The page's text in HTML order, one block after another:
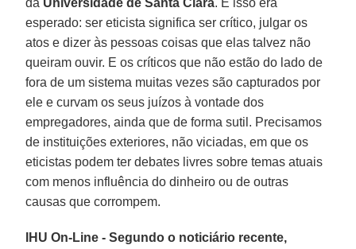
esperado: ser eticista significa ser crítico, julgar os
atos e dizer às pessoas coisas que elas talvez não
queiram ouvir. E os críticos que não estão do lado de
fora de um sistema muitas vezes são capturados por
ele e curvam os seus juízos à vontade dos
empregadores, ainda que de forma sutil. Precisamos
de instituições exteriores, não viciadas, em que os
eticistas podem ter debates livres sobre temas atuais
com menos influência do dinheiro ou de outras
causas que corrompem.
IHU On-Line - Segundo o noticiário recente,